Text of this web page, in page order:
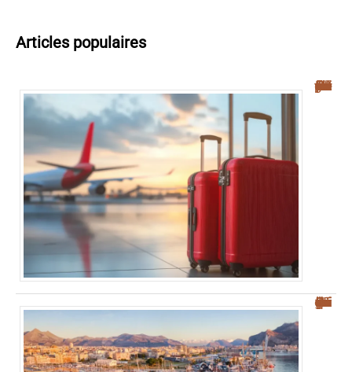
Articles populaires
Navette aéroport Palerme : guide complet pour un transfert facile vers le centre-ville
Où se garer à Palerme : guide pratique pour éviter la ZTL